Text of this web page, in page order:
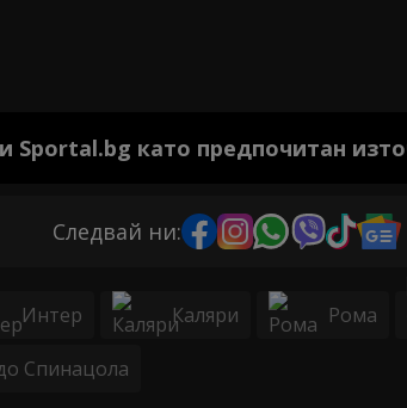
Sportal.bg като предпочитан
Следвай ни:
Интер Каляри Рома
Спинацола